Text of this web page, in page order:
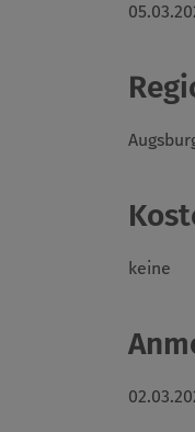
keine